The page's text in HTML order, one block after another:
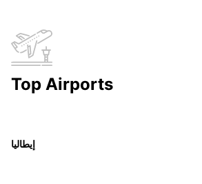
Top Airports
إيطاليا